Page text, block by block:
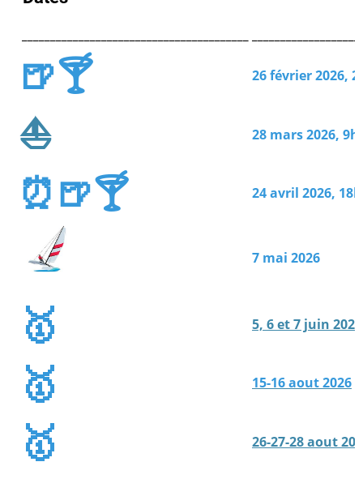
🍺🍸 26 février 2026,
⛵ 28 mars 2026,
⏰🍺🍸 24 avril 2026,
7 mai 2026
🥇 5, 6 et 7 juin 2026
🥇 15-16 aout 2026
🥇 26-27-28 aout